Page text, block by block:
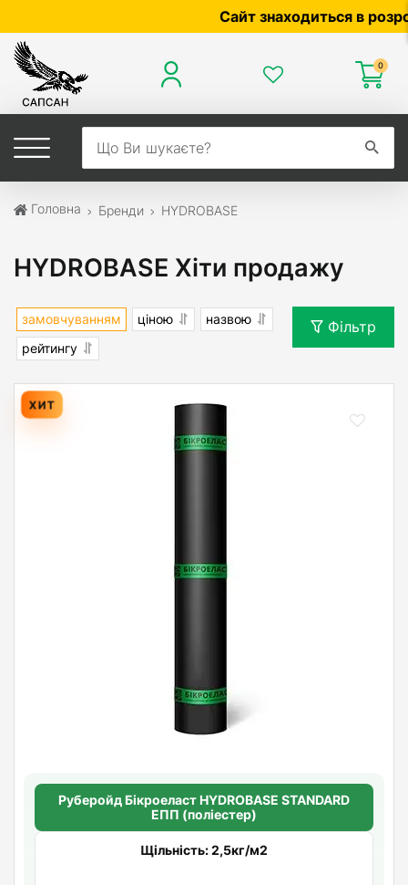
Сайт знаходиться в
0
Головна Бренди HYDROBASE
HYDROBASE Хіти продажу
замовчуванням ціною
назвою
рейтингу
Фільтр
ХИТ
Руберойд Бiкроеласт HYDROBASE STANDARD
ЕПП (поліестер)
Щільність: 2,5кг/м2